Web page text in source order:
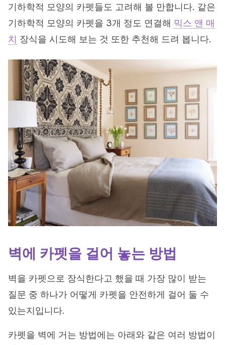
기하학적 모양의 카펫들도 고려해 볼 만합니다. 같은
기하학적 모양의 카펫을 3개 정도 연결해 믹스 앤 매
치 장식을 시도해 보는 것 또한 추천해 드려 봅니다.
벽에 카펫을 걸어 놓는 방법
벽을 카펫으로 장식한다고 했을 때 가장 많이 받는
질문 중 하나가 어떻게 카펫을 안전하게 걸어 둘 수
있는지입니다.
카펫을 벽에 거는 방법에는 아래와 같은 여러 방법이